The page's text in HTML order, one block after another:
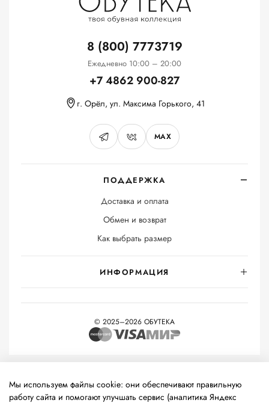
ПОДДЕРЖКА
Доставка и оплата
Обмен и возврат
Как выбрать размер
ИНФОРМАЦИЯ
8 (800) 7773719
Ежедневно 10:00 – 20:00
+7 4862 900-827
г. Орёл, ул. Максима Горького, 41
MAX
© 2025–2026 ОБУТЕКА
технологии
(информационные технологии предоставления
информации на основе сбора, систематизации и анализа
Мы используем файлы cookie: они обеспечивают правильную
работу сайта и помогают улучшать сервис (аналитика Яндекс